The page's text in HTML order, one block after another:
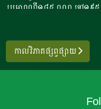
ចោទនោះទេ ជាពិសេស ស្រប
រដ្ឋាភិបាល ដឹកនាំរបស់ស
ម្តេចតេជោ ហ៊ុន សែន ជាអតីត
ម៉ាណែត នាយកដ្ឋមន្រ្តី។​​ ឧកញ៉ា
ប្រមាណពី១៨៥ ០០០ ទៅ១៩៥
នាំចូលពីសហរដ្ឋអាម៉េរិក មាន
រហូតដល់ជិត៦២ភាគរយនៃ
ប្រមាណពី១៩០ ទៅ២០៥លាន
កាលវិភាគផ្សព្វផ្សាយ